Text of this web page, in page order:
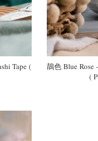
Tape (
鶄色 Blue Rose
(